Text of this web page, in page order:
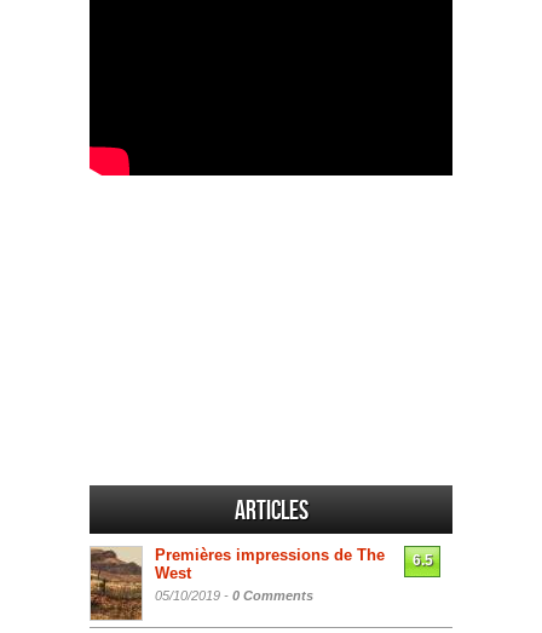
Articles
Premières impressions de The
West
05/10/2019 - 0 Comments
6.5